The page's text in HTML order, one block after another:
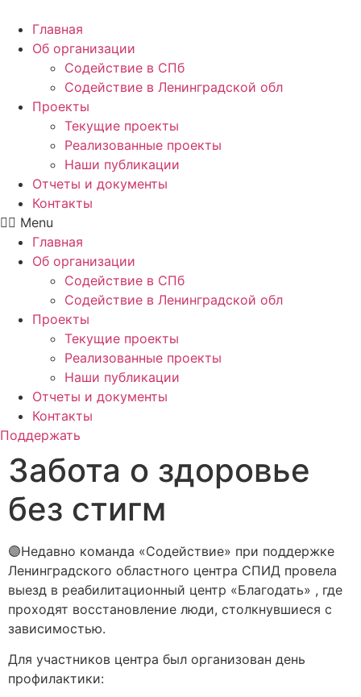
Главная
Об организации
Содействие в СПб
Содействие в Ленинградской обл
Проекты
Текущие проекты
Реализованные проекты
Наши публикации
Отчеты и документы
Контакты
Menu
Главная
Об организации
Содействие в СПб
Содействие в Ленинградской обл
Проекты
Текущие проекты
Реализованные проекты
Наши публикации
Отчеты и документы
Контакты
Поддержать
Забота о здоровье
без стигм
🟣Недавно команда «Содействие» при поддержке
Ленинградского областного центра СПИД провела
выезд в реабилитационный центр «Благодать» , где
проходят восстановление люди, столкнувшиеся с
зависимостью.
Для участников центра был организован день
профилактики: